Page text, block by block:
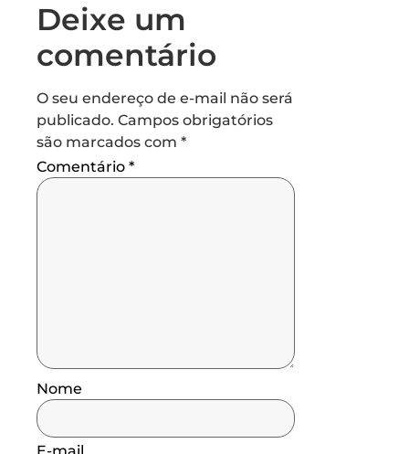
Deixe um
comentário
O seu endereço de e-mail não será
publicado. Campos obrigatórios
são marcados com *
Comentário *
Nome